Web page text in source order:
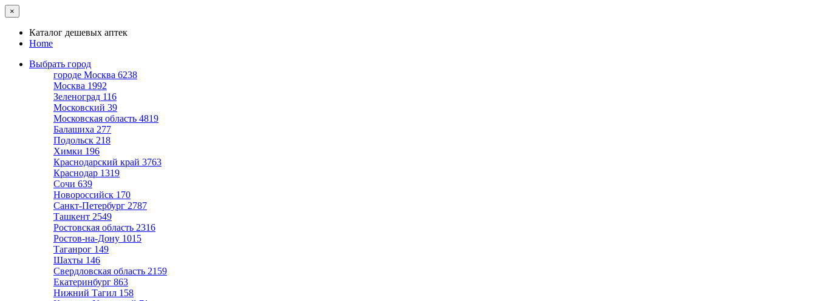
×
Каталог дешевых аптек
Home
Выбрать город
городе Москва 6238
Москва 1992
Зеленоград 116
Московский 39
Московская область 4819
Балашиха 277
Подольск 218
Химки 196
Краснодарский край 3763
Краснодар 1319
Сочи 639
Новороссийск 170
Санкт-Петербург 2787
Ташкент 2549
Ростовская область 2316
Ростов-на-Дону 1015
Таганрог 149
Шахты 146
Свердловская область 2159
Екатеринбург 863
Нижний Тагил 158